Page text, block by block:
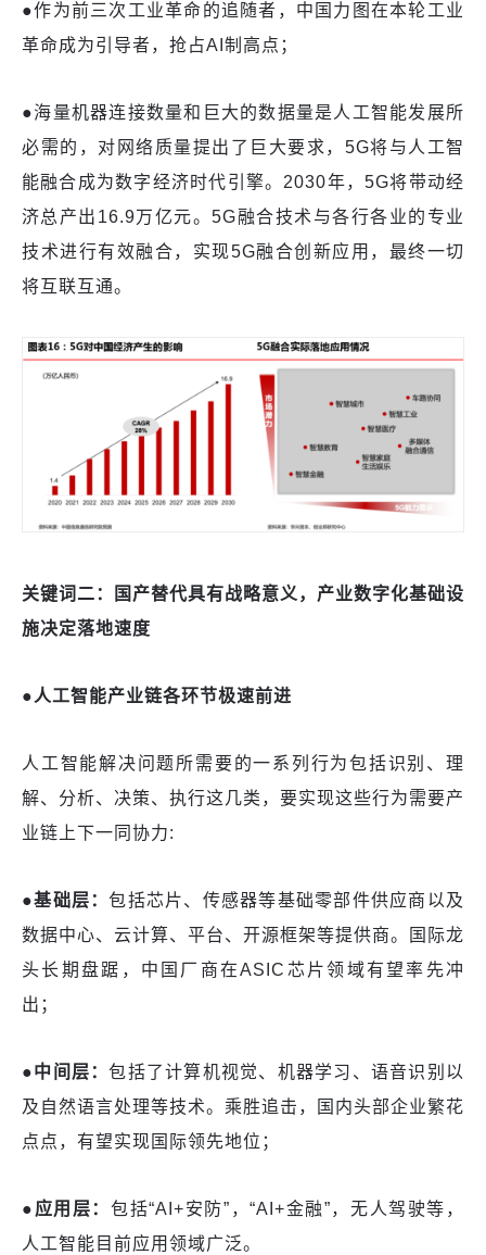
●作为前三次工业革命的追随者，中国力图在本轮工业
革命成为引导者，抢占AI制高点；
●海量机器连接数量和巨大的数据量是人工智能发展所
必需的，对网络质量提出了巨大要求， 5G将与人工智
能融合成为数字经济时代引擎。2030年，5G将带动经
济总产出16.9万亿元。5G融合技术与各行各业的专业
技术进行有效融合，实现5G融合创新应用，最终一切
将互联互通。
关键词二： 国产替代具有战略意义，产业数字化基础设
施决定落地速度
●人工智能产业链各环节极速前进
人工智能解决问题所需要的一系列行为包括识别、理
解、分析、决策、执行这几类，要实现这些行为需要产
业链上下一同协力:
●基础层：包括芯片、传感器等基础零部件供应商以及
数据中心、云计算、平台、开源框架等提供商。国际龙
头长期盘踞，中国厂商在ASIC芯片领域有望率先冲
出；
●中间层：包括了计算机视觉、机器学习、语音识别以
及自然语言处理等技术。乘胜追击，国内头部企业繁花
点点，有望实现国际领先地位；
●应用层： 包括“AI+安防”，“AI+金融”，无人驾驶等，
人工智能目前应用领域广泛。